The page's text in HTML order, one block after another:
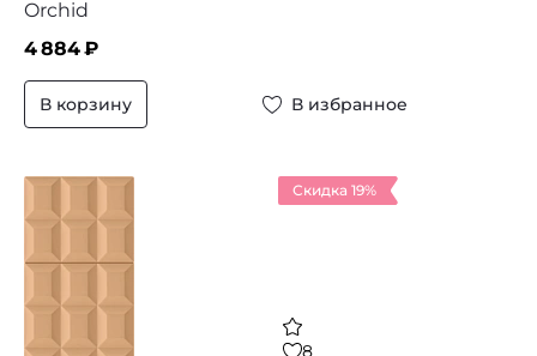
Orchid
4 884₽
В корзину В избранное
Скидка 19%
8